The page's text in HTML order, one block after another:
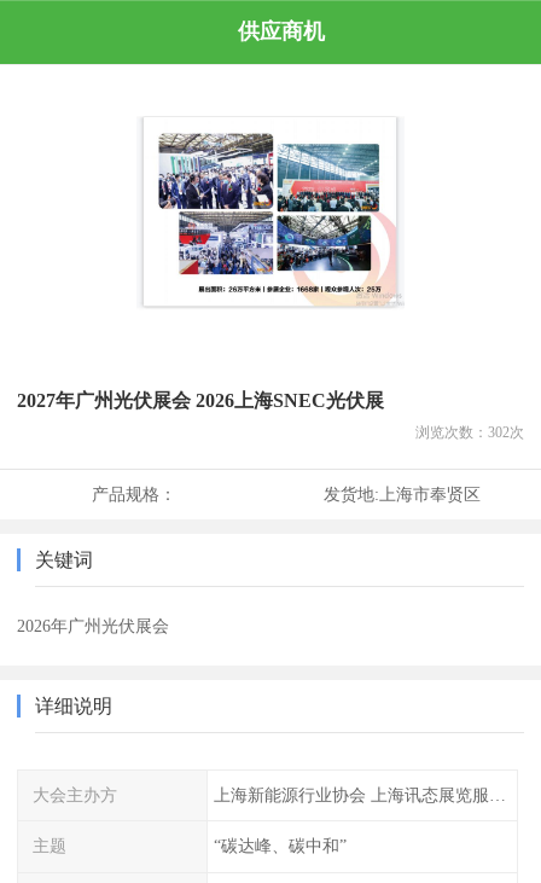
供应商机
2027年广州光伏展会 2026上海SNEC光伏展
浏览次数： 302次
产品规格： 发货地:上海市奉贤区
关键词
2026年广州光伏展会
详细说明
大会主办方
主题 “碳达峰、碳中和”